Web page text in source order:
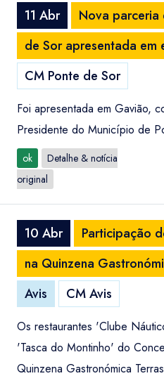
11 Abr
Nova parceria
de Sor apresentada em
CM Ponte de Sor
Foi apresentada em Gavião,
Presidente do Município de
ok
Detalhe & notícia
original
10 Abr
Participação
na Quinzena
Avis
CM Avis
Os restaurantes 'Clube
'Tasca do Montinho' do
Quinzena Gastronómica